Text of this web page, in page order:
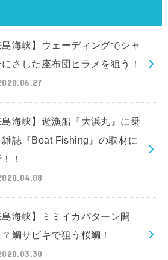
島海峡】ウェーディングでシャ
にさした座布団ヒラメを狙う！
島海峡】遊漁船『大浜丸』に乗
誌『Boat Fishing』の取材に
！
島海峡】ミミイカパターン開
鯛サビキで狙う桜鯛！